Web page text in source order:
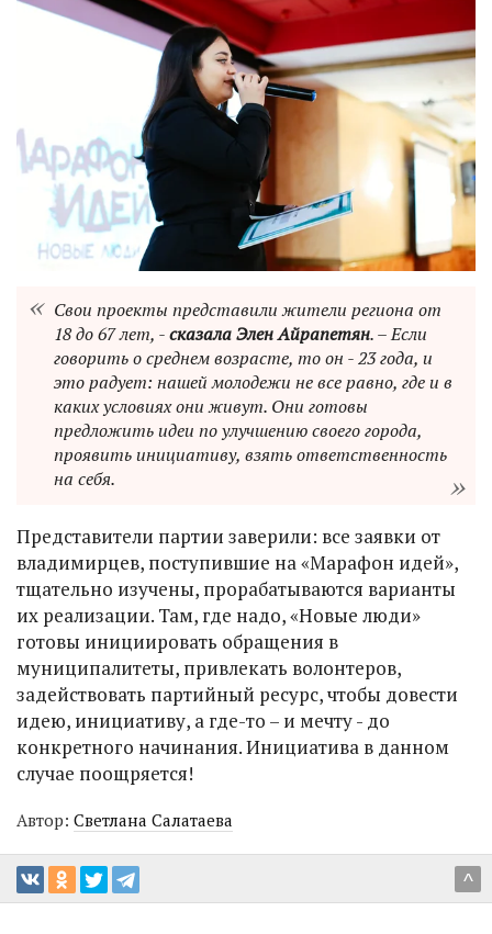
Свои проекты представили жители региона от
18 до 67 лет, -сказала Элен Айрапетян. – Если
говорить о среднем возрасте, то он - 23 года, и
это радует: нашей молодежи не все равно, где и в
каких условиях они живут. Они готовы
предложить идеи по улучшению своего города,
проявить инициативу, взять ответственность
на себя.
Представители партии заверили: все заявки от
владимирцев, поступившие на «Марафон идей»,
тщательно изучены, прорабатываются варианты
их реализации. Там, где надо, «Новые люди»
готовы инициировать обращения в
муниципалитеты, привлекать волонтеров,
задействовать партийный ресурс, чтобы довести
идею, инициативу, а где-то – и мечту - до
конкретного начинания. Инициатива в данном
случае поощряется!
Автор: Светлана Салатаева
^